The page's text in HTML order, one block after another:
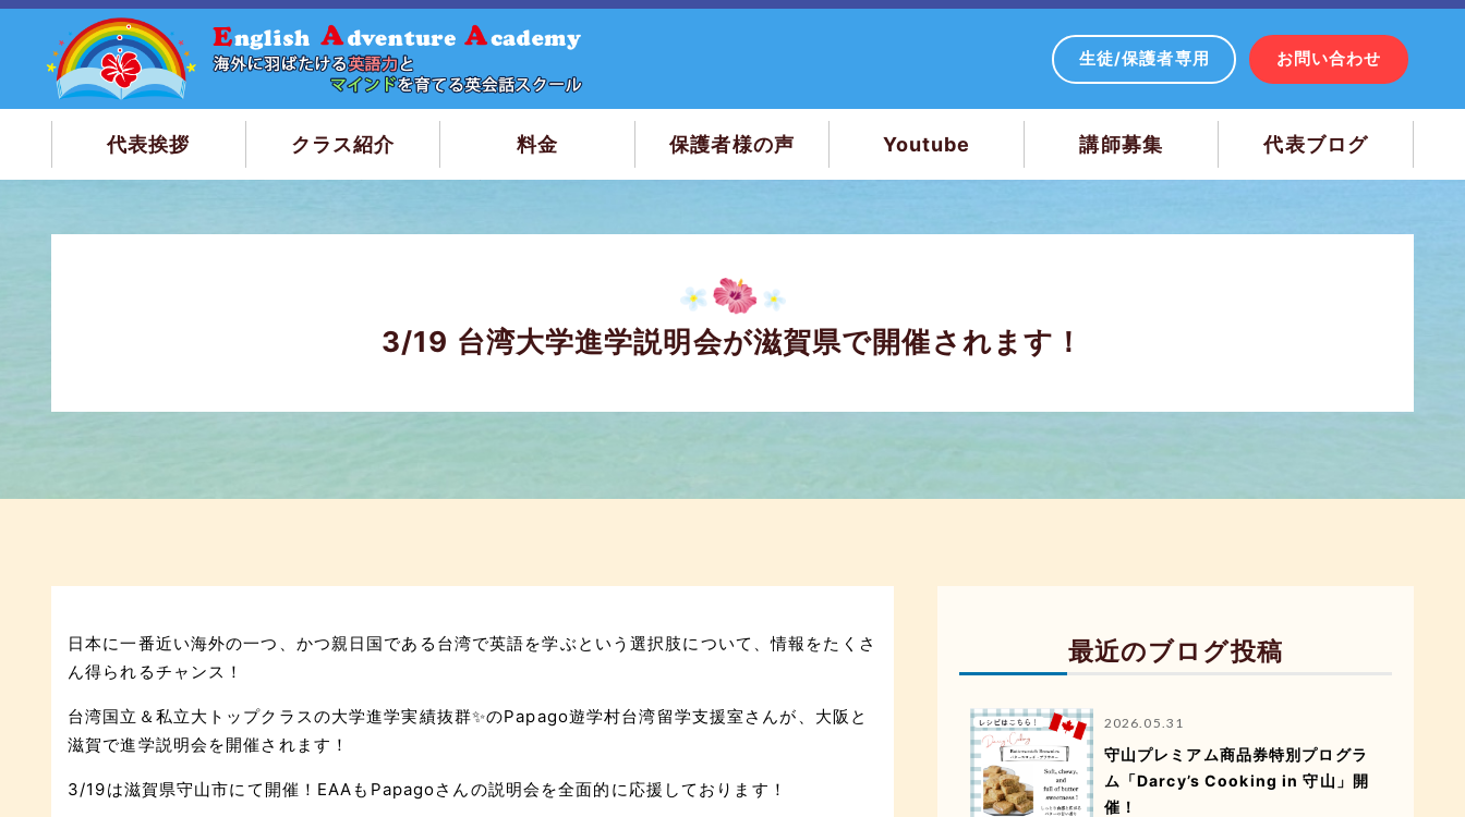
生徒/保護者専用 お問い合わせ
代表挨拶 クラス紹介 料金 保護者様の声 Youtube 講師募集 代表ブログ
3/19 台湾大学進学説明会が滋賀県で開催されます！
3/19 台湾大学進学説明会が滋賀県で開催されます！
日本に一番近い海外の一つ、かつ親日国である台湾で英語を学ぶという選択肢について、情報をたくさ
ん得られるチャンス！
台湾国立＆私立大トップクラスの大学進学実績抜群✨のPapago遊学村台湾留学支援室さんが、大阪と
滋賀で進学説明会を開催されます！
3/19は滋賀県守山市にて開催！EAAもPapagoさんの説明会を全面的に応援しております！
最近のブログ投稿
2026.05.31
守山プレミアム商品券特別プログラ
ム「Darcy’s Cooking in 守山」開
催！